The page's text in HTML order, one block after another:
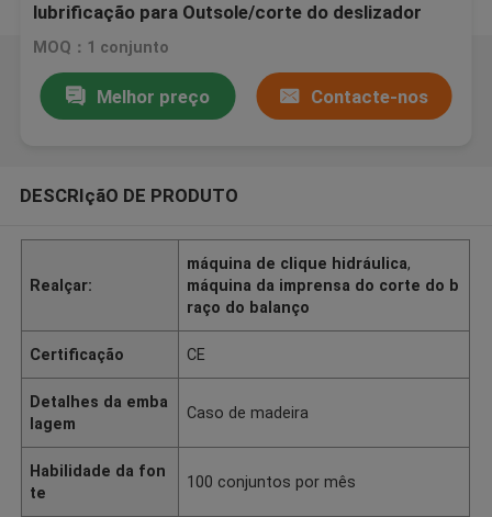
lubrificação para Outsole/corte do deslizador
único
MOQ：1 conjunto
Melhor preço Contacte-nos
DESCRIçãO DE PRODUTO
Realçar:
máquina de clique hidráulica,
máquina da imprensa do corte do b
raço do balanço
Certificação CE
Detalhes da emba
lagem
Caso de madeira
Habilidade da fon
te
100 conjuntos por mês